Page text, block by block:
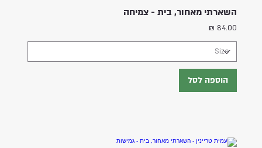
השארתי מאחור, בית - צמיחה
מחיר
הוספה לסל